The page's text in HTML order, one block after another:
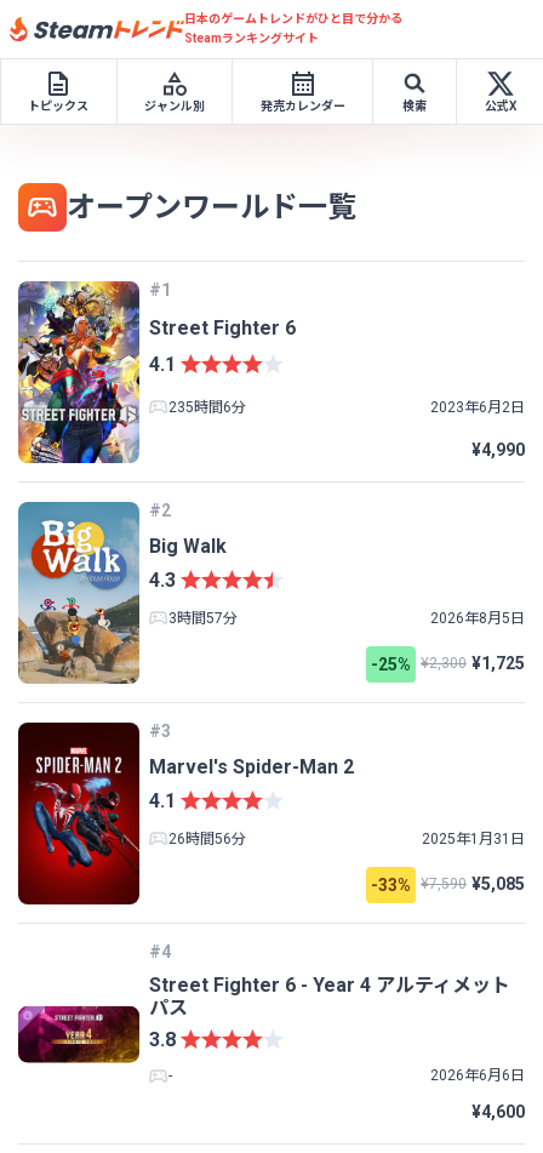
日本のゲームトレンドがひと目で分かる
Steamランキングサイト
トピックス ジャンル別 発売カレンダー 検索 公式X
オープンワールド一覧
#1
Street Fighter 6
¥4,990
4.1
235時間6分 2023年6月2日
#2
Big Walk
-25% ¥2,300 ¥1,725
4.3
3時間57分 2026年8月5日
#3
Marvel's Spider-Man 2
-33% ¥7,590 ¥5,085
4.1
26時間56分 2025年1月31日
#4
Street Fighter 6 - Year 4 アルティメット
パス
¥4,600
3.8
- 2026年6月6日